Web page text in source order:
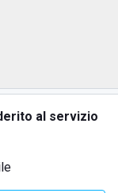
al servizio